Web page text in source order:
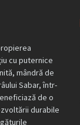
cu puternice
mândră de
Sabar, într-
de o
durabile